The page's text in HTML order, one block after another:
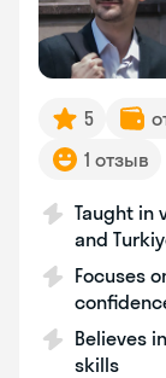
5
1 отзыв
Taught in
and
Focuses
Believes
skills